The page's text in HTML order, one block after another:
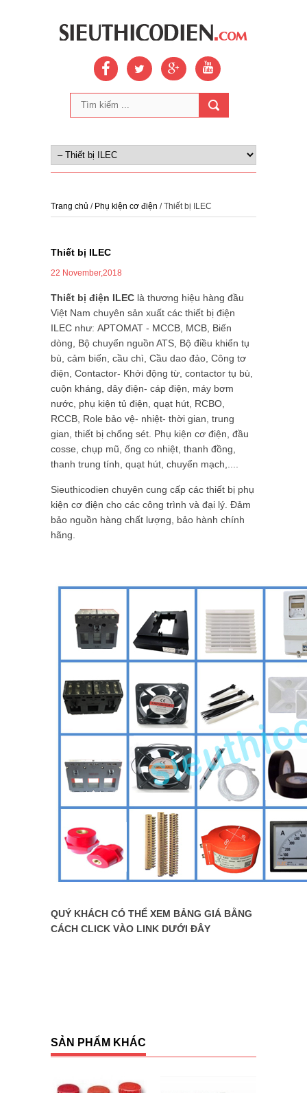
Trang chủ / Phụ kiện cơ điện / Thiết bị ILEC
Thiết bị ILEC
22 November,2018
Thiết bị điện ILEC là thương hiệu hàng đầu
Việt Nam chuyên sản xuất các thiết bị điện
ILEC như: APTOMAT - MCCB, MCB, Biến
dòng, Bộ chuyển nguồn ATS, Bộ điều khiển tụ
bù, cảm biến, cầu chì, Cầu dao đảo, Công tơ
điện, Contactor- Khởi động từ, contactor tụ bù,
cuộn kháng, dây điện- cáp điện, máy bơm
nước, phụ kiện tủ điện, quạt hút, RCBO,
RCCB, Role bảo vệ- nhiệt- thời gian, trung
gian, thiết bị chống sét. Phụ kiện cơ điện, đầu
cosse, chụp mũ, ống co nhiệt, thanh đồng,
thanh trung tính, quạt hút, chuyển mạch,....
Sieuthicodien chuyên cung cấp các thiết bị phụ
kiện cơ điện cho các công trình và đại lý. Đảm
bảo nguồn hàng chất lượng, bảo hành chính
hãng.
QUÝ KHÁCH CÓ THỂ XEM BẢNG GIÁ BẰNG
CÁCH CLICK VÀO LINK DƯỚI ĐÂY
SẢN PHẨM KHÁC